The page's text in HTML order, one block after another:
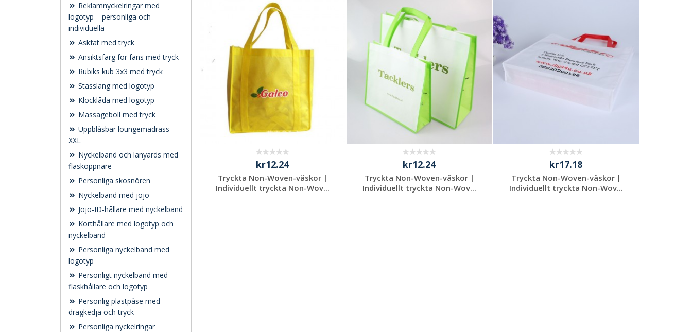
Reklamnyckelringar med
logotyp – personliga och
individuella
Askfat med tryck
Ansiktsfärg för fans med tryck
Rubiks kub 3x3 med tryck
Stasslang med logotyp
Klocklåda med logotyp
Massageboll med tryck
Uppblåsbar loungemadrass
XXL
Nyckelband och lanyards med
flasköppnare
Personliga skosnören
Nyckelband med jojo
Jojo-ID-hållare med nyckelband
Korthållare med logotyp och
nyckelband
Personliga nyckelband med
logotyp
Personligt nyckelband med
flaskhållare och logotyp
Personlig plastpåse med
dragkedja och tryck
Personliga nyckelringar
Begär en
kostnadsfri offert
Begär en
kostnadsfri offert
kr12.24
Tryckta Non-Woven-väskor |
Individuellt tryckta Non-Wov...
kr12.24
Tryckta Non-Woven-väskor |
Individuellt tryckta Non-Wov...
kr17.18
Tryckta Non-Woven-väskor |
Individuellt tryckta Non-Wov...